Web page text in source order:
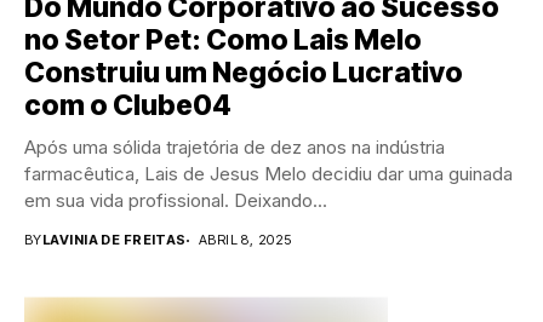
Do Mundo Corporativo ao Sucesso
no Setor Pet: Como Lais Melo
Construiu um Negócio Lucrativo
com o Clube04
Após uma sólida trajetória de dez anos na indústria
farmacêutica, Lais de Jesus Melo decidiu dar uma guinada
em sua vida profissional. Deixando...
BYLAVINIA DE FREITAS ABRIL 8, 2025